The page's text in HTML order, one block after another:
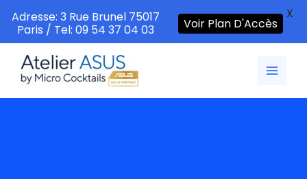
contenu
Adresse: 3 Rue Brunel 75017
Paris / Tel: 09 54 37 04 03
Voir Plan D'Accès
X